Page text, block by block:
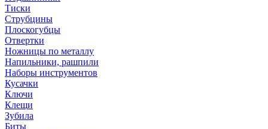
Тиски
Струбцины
Плоскогубцы
Отвертки
Ножницы по металлу
Напильники, рашпили
Наборы инструментов
Кусачки
Ключи
Клещи
Зубила
Биты